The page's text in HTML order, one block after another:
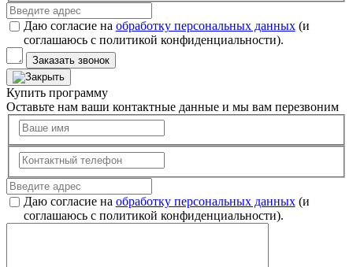
Даю согласие на обработку персональных данных(и
соглашаюсь с политикой конфиденциальности).
Заказать звонок
Купить программу
Оставьте нам ваши контактные данные и мы вам перезвоним
Даю согласие на обработку персональных данных(и
соглашаюсь с политикой конфиденциальности).